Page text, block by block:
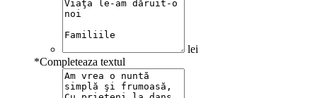
lei
*Completeaza textul